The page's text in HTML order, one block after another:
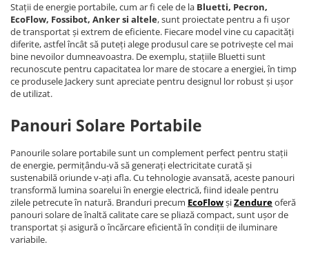
Stații de energie portabile, cum ar fi cele de la Bluetti, Pecron,
EcoFlow, Fossibot, Anker si altele, sunt proiectate pentru a fi ușor
de transportat și extrem de eficiente. Fiecare model vine cu capacități
diferite, astfel încât să puteți alege produsul care se potrivește cel mai
bine nevoilor dumneavoastra. De exemplu, stațiile Bluetti sunt
recunoscute pentru capacitatea lor mare de stocare a energiei, în timp
ce produsele Jackery sunt apreciate pentru designul lor robust și ușor
de utilizat.
Panouri Solare Portabile
Panourile solare portabile sunt un complement perfect pentru stații
de energie, permițându-vă să generați electricitate curată și
sustenabilă oriunde v-ați afla. Cu tehnologie avansată, aceste panouri
transformă lumina soarelui în energie electrică, fiind ideale pentru
zilele petrecute în natură. Branduri precum EcoFlowșiZendureoferă
panouri solare de înaltă calitate care se pliază compact, sunt ușor de
transportat și asigură o încărcare eficientă în condiții de iluminare
variabile.